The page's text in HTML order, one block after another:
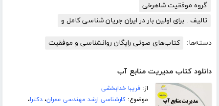
گروه موفقیت شاهرخی
تالیف . برای اولین بار در ایران جریان شناسی کامل و
دسته‌ها: کتاب‌های صوتی رایگان روانشناسی و موفقیت
دانلود کتاب مدیریت منابع آب
از:فریبا خدابخشی
موضوع:کارشناسی ارشد مهندسی عمران،دکترا،